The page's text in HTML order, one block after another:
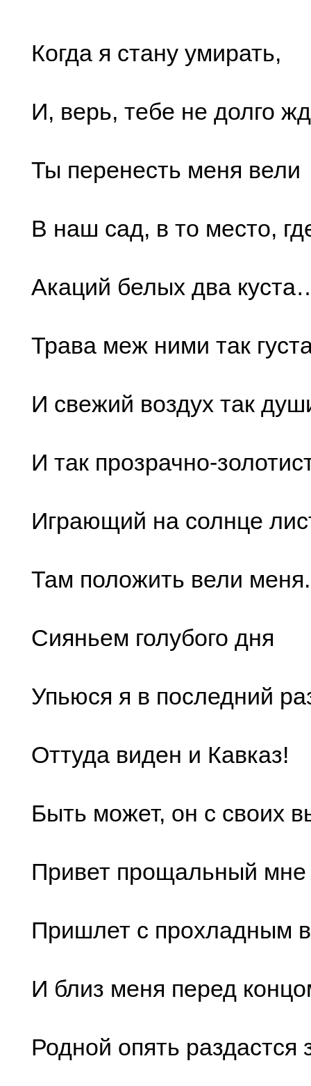
Когда я стану умирать,
И, верь, тебе не долго
Ты перенесть меня вели
В наш сад, в то место,
Акаций белых два
Трава меж ними так
И свежий воздух так
И так прозрачно-
Играющий на солнце
Там положить вели меня.
Сияньем голубого дня
Упьюся я в последний
Оттуда виден и Кавказ!
Быть может, он с своих
Привет прощальный мне
Пришлет с прохладным
И близ меня перед
Родной опять раздастся